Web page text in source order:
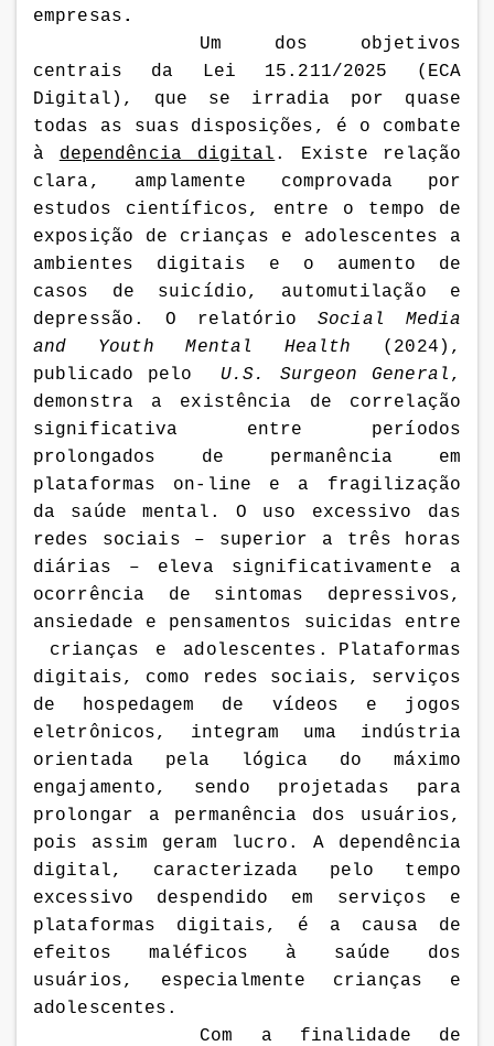
empresas .
Um dos objetivos
centrais da Lei 15.211/2025 (ECA
Digital), que se irradia por quase
todas as suas disposições, é o combate
à dependência digital . Existe relação
clara, amplamente comprovada por
estudos científicos, entre o tempo de
exposição de crianças e adolescentes a
ambientes digitais e o aumento de
casos de suicídio, automutilação e
depressão. O relatórioSocial Media
and Youth Mental Health (2024),
publicado peloU.S. Surgeon General ,
demonstra a existência de correlação
significativa entre períodos
prolongados de permanência em
plataformas on-line e a fragilização
da saúde mental. O uso excessivo das
redes sociais – superior a três horas
diárias – eleva significativamente a
ocorrência de sintomas depressivos,
ansiedade e pensamentos suicidas entre
crianças e adolescentes.
Plataformas
digitais, como redes sociais, serviços
de hospedagem de vídeos e jogos
eletrônicos, integram uma indústria
orientada pela lógica do máximo
engajamento, sendo projetadas para
prolongar a permanência dos usuários,
pois assim geram lucro. A dependência
digital, caracterizada pelo tempo
excessivo despendido em serviços e
plataformas digitais, é a causa de
efeitos maléficos à saúde dos
usuários, especialmente crianças e
adolescentes.
Com a finalidade de